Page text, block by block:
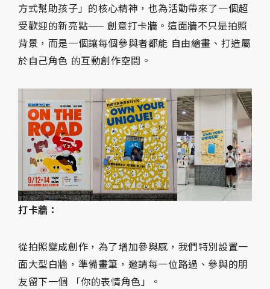
方式幫助孩子」的核心精神，也為活動帶來了一個超
受歡迎的新亮點—— 創意打卡牆。這面牆不只是拍照
背景，而是一個讓每個參與者都能 自由繪畫、打造屬
於自己角色 的互動創作空間。
打卡牆：
從拍照變成創作，為了增加參與感，我們特別設置一
面大型白牆，準備畫筆，邀請每一位路過、參與的朋
友留下一個 「你的表情角色」。